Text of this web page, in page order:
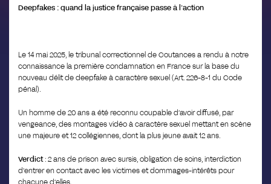
Deepfakes : quand la justice française passe à l’action
Le 14 mai 2025, le tribunal correctionnel de Coutances a rendu à notre
connaissance la première condamnation en France sur la base du
nouveau délit de deepfake à caractère sexuel (Art. 226-8-1 du Code
pénal).
Un homme de 20 ans a été reconnu coupable d’avoir diffusé, par
vengeance, des montages vidéo à caractère sexuel mettant en scène
une majeure et 12 collégiennes, dont la plus jeune avait 12 ans.
Verdict: 2 ans de prison avec sursis, obligation de soins, interdiction
d’entrer en contact avec les victimes et dommages-intérêts pour
chacune d’elles.